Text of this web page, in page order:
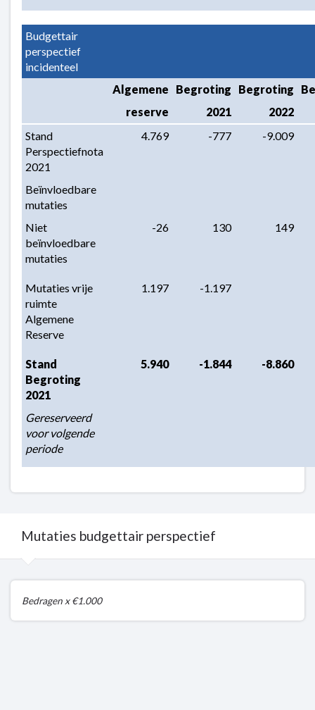
Budgettair
perspectief
incidenteel
Algemene
Begroting Begroting
reserve
2021
2022
Stand
Perspectiefnota
2021
4.769 -777 -9.009
Beïnvloedbare
mutaties
Niet
beïnvloedbare
mutaties
-26 130 149
Mutaties vrije
ruimte
Algemene
Reserve
1.197 -1.197
Stand
Begroting
2021
5.940 -1.844 -8.860
Gereserveerd
voor volgende
periode
Mutaties budgettair perspectief
navigatie
Bedragen x €1.000